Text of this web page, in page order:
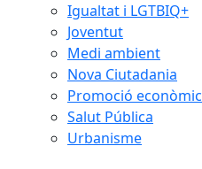
Igualtat i LGTBIQ+
Joventut
Medi ambient
Nova Ciutadania
Promoció
Salut Pública
Urbanisme